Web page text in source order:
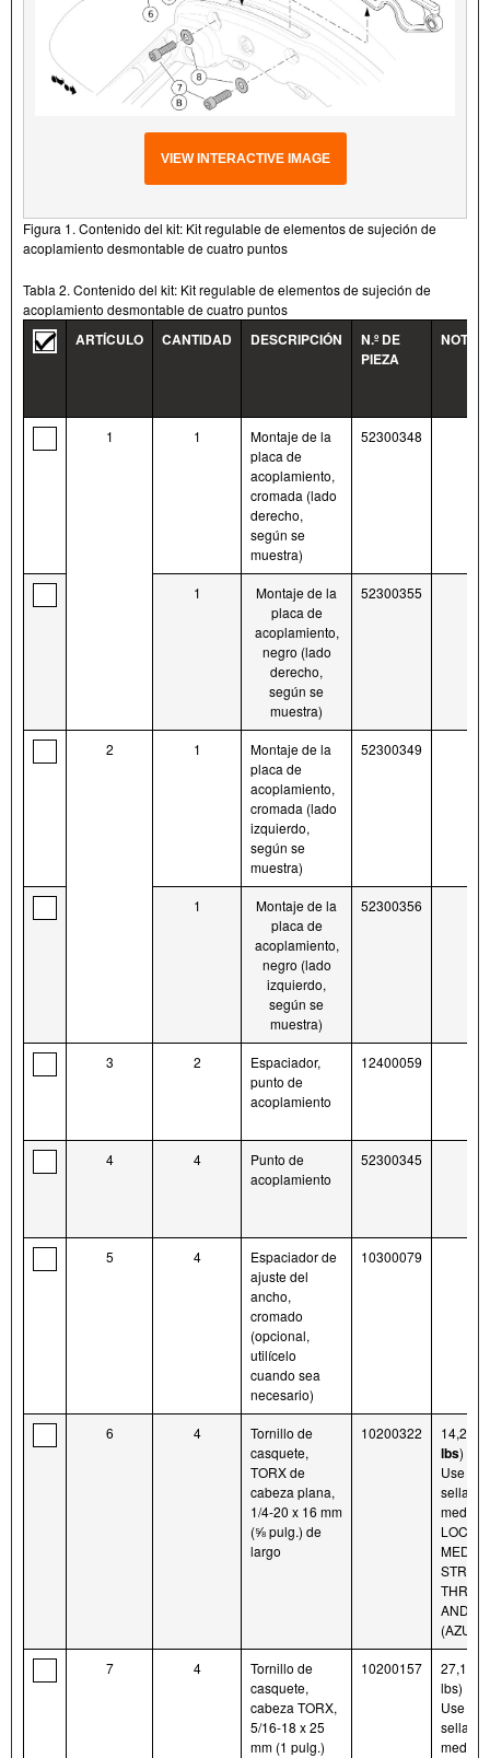
VIEW INTERACTIVE IMAGE
Figura 1. Contenido del kit: Kit regulable de elementos de sujeción de
acoplamiento desmontable de cuatro puntos
Tabla 2. Contenido del kit: Kit regulable de elementos de sujeción de
acoplamiento desmontable de cuatro puntos
ARTÍCULO CANTIDAD DESCRIPCIÓN
N.º DE
PIEZA
NOTAS
1 1
Montaje de la
placa de
acoplamiento,
cromada (lado
derecho,
según se
muestra)
52300348
1
Montaje de la
placa de
acoplamiento,
negro (lado
derecho,
según se
muestra)
52300355
2 1
Montaje de la
placa de
acoplamiento,
cromada (lado
izquierdo,
según se
muestra)
52300349
1
Montaje de la
placa de
acoplamiento,
negro (lado
izquierdo,
según se
muestra)
52300356
3 2
Espaciador,
punto de
acoplamiento
12400059
4 4
Punto de
acoplamiento
52300345
5 4
Espaciador de
ajuste del
ancho,
cromado
(opcional,
utilícelo
cuando sea
necesario)
10300079
6 4
Tornillo de
casquete,
TORX de
cabeza plana,
1/4-20 x 16 mm
(⅝ pulg.) de
largo
10200322 14,2
lbs)
Use
AND
(AZUL)
7 4
Tornillo de
casquete,
cabeza TORX,
5/16-18 x 25
mm (1 pulg.)
10200157
27,1
lbs)
Use